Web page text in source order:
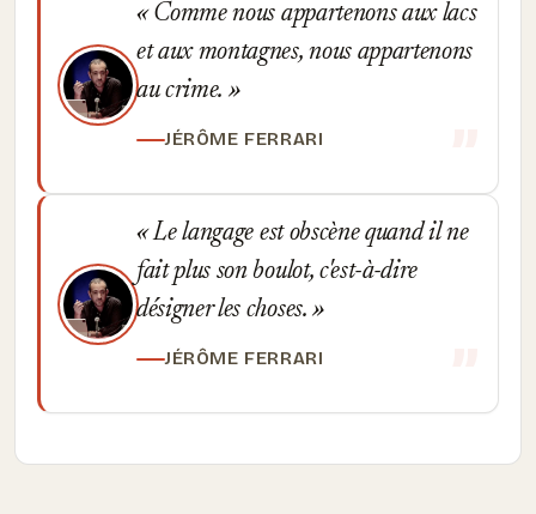
Comme nous appartenons aux lacs
et aux montagnes, nous appartenons
au crime.
JÉRÔME FERRARI
Le langage est obscène quand il ne
fait plus son boulot, c'est-à-dire
désigner les choses.
JÉRÔME FERRARI